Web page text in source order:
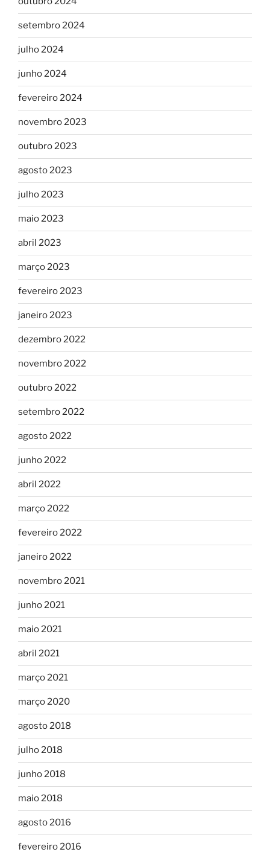
setembro 2024
julho 2024
junho 2024
fevereiro 2024
novembro 2023
outubro 2023
agosto 2023
julho 2023
maio 2023
abril 2023
março 2023
fevereiro 2023
janeiro 2023
dezembro 2022
novembro 2022
outubro 2022
setembro 2022
agosto 2022
junho 2022
abril 2022
março 2022
fevereiro 2022
janeiro 2022
novembro 2021
junho 2021
maio 2021
abril 2021
março 2021
março 2020
agosto 2018
julho 2018
junho 2018
maio 2018
agosto 2016
fevereiro 2016